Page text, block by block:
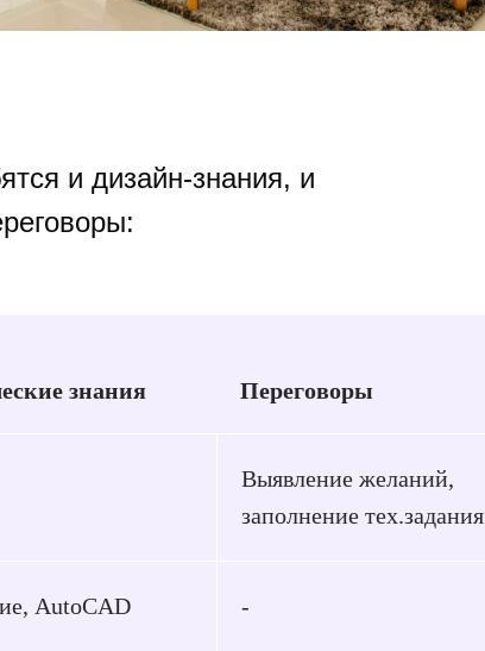
и дизайн-знания, и
знания Переговоры
Выявление желаний,
заполнение тех.задания
AutoCAD -